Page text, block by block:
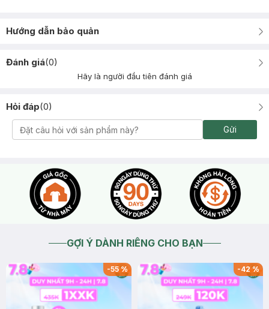
Hướng dẫn bảo quản
Đánh giá(0)
Hãy là người đầu tiên đánh giá
Hỏi đáp(0)
Gửi
GỢI Ý DÀNH RIÊNG CHO BẠN
-55% -42%